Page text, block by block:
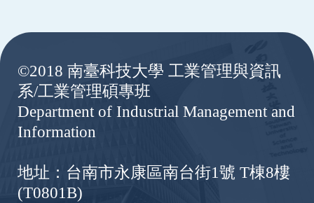
©2018 南臺科技大學 工業管理與資訊
系/工業管理碩專班
Department of Industrial Management and
Information
地址：台南市永康區南台街1號 T棟8樓
(T0801B)